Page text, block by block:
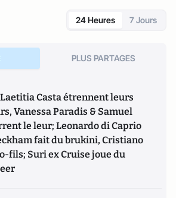
24 Heures 7 Jours
PLUS PARTAGES
Casta étrennent leurs
Vanessa Paradis & Samuel
le leur; Leonardo di Caprio
fait du brukini, Cristiano
fils; Suri ex Cruise joue du